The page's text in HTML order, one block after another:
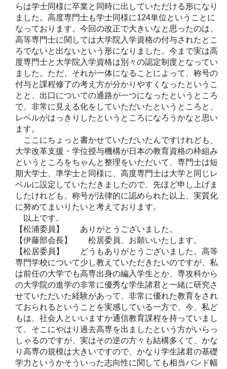
らは学士同様に卒業と同時に出していただける形になり
ました。高度専門士も学士同様に124単位ということに
なっております。今回の改正で大きいなと思ったのは、
高等専門士に関しては大学院入学資格の付与されたとこ
ろでないと出ないという形になりました。今まで実は高
度専門士と大学院入学資格は別々の認定制度となってい
ました。ただ、それが一体になることによって、称号の
付与と課程修了の考え方が分かりやすくなったというこ
とと、出口についての通路が一つになったというところ
で、非常に見える化をしていただいたというところと、
レベルがはっきりしたというところになろうかなと思い
ます。
ここにちょっと書かせていただいたんですけれども、
大学改革支援・学位授与機構が日本の教育資格の枠組み
というところをちゃんと整理をいただいて、専門士は短
期大学士、準学士と同様に、高度専門士は大学と同じレ
ベルに設定していただきましたので、先ほど申し上げま
したけれども、称号が法律的に認められた以上、実質化
に努めてまいりたいと考えております。
以上です。
【松浦委員】 ありがとうございました。
【伊藤部会長】 松居委員、お願いいたします。
【松居委員】 どうもありがとうございました。高等
専門学校について少し教えていただきたいのですが、私
は前任の大学でも高専出身の編入学生とか、専攻科から
の大学院の進学の非常に優秀な学生諸君と一緒に研究さ
せていただいた経験があって、非常に優れた教育をされ
ておられるということを実感している一方で、今、私ど
もは、社会人といいますか通信教育課程を持っていまし
て、そこにやはり過去高専を出ましたという方がいらっ
しゃるのですが、実はその逆の方々も結構多くて、かな
り高専の規模は大きいですので、かなり学生諸君の基礎
学力というかそういった志向性に関しても相当バンド幅